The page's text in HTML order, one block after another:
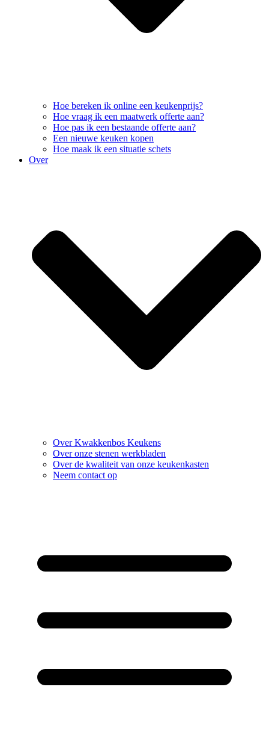
Hoe bereken ik online een keukenprijs?
Hoe vraag ik een maatwerk offerte aan?
Hoe pas ik een bestaande offerte aan?
Een nieuwe keuken kopen
Hoe maak ik een situatie schets
Over
Over Kwakkenbos Keukens
Over onze stenen werkbladen
Over de kwaliteit van onze keukenkasten
Neem contact op